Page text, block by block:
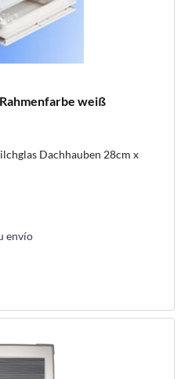
weiß
Dachhauben 28cm x
envío